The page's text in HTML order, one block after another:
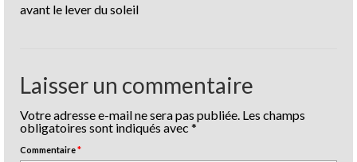
avant le lever du soleil
Laisser un commentaire
Votre adresse e-mail ne sera pas publiée. Les champs
obligatoires sont indiqués avec *
Commentaire*